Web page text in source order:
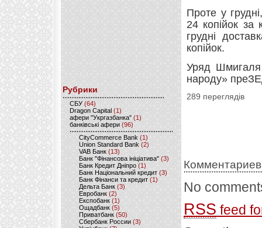
Рубрики
CБУ (64)
Dragon Capital (1)
афери "Укргазбанка" (1)
банківські афери (96)
CityCommerce Bank (1)
Union Standard Bank (2)
VAB Банк (13)
Банк "Фінансова ініціатива" (3)
Банк Кредит Дніпро (1)
Банк Національний кредит (3)
Банк Фінанси та кредит (1)
Дельта Банк (3)
Евробанк(2)
Експобанк (1)
Ощадбанк(5)
Приватбанк (50)
Сбербанк России (3)
Проте у
24 копійок за
грудні
копійок.
Уряд Шмигаля
народу»
289 переглядів
No
RSS feed